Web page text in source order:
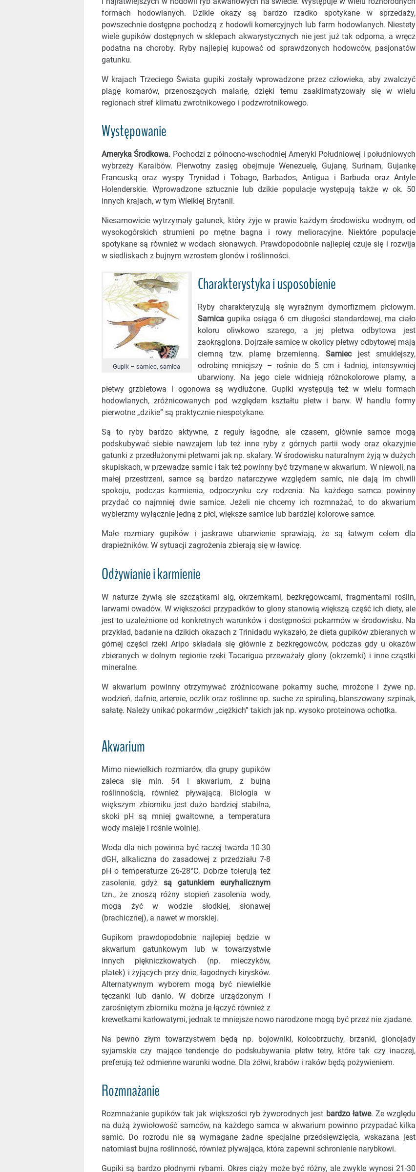
formach hodowlanych. Dzikie okazy są bardzo rzadko spotykane w sprzedaży,
powszechnie dostępne pochodzą z hodowli komercyjnych lub farm hodowlanych. Niestety
wiele gupików dostępnych w sklepach akwarystycznych nie jest już tak odporna, a wręcz
podatna na choroby. Ryby najlepiej kupować od sprawdzonych hodowców, pasjonatów
gatunku.
W krajach Trzeciego Świata gupiki zostały wprowadzone przez człowieka, aby zwalczyć
plagę komarów, przenoszących malarię, dzięki temu zaaklimatyzowały się w wielu
regionach stref klimatu zwrotnikowego i podzwrotnikowego.
Występowanie
Ameryka Środkowa. Pochodzi z północno-wschodniej Ameryki Południowej i południowych
wybrzeży Karaibów. Pierwotny zasięg obejmuje Wenezuelę, Gujanę, Surinam, Gujankę
Francuską oraz wyspy Trynidad i Tobago, Barbados, Antigua i Barbuda oraz Antyle
Holenderskie. Wprowadzone sztucznie lub dzikie populacje występują także w ok. 50
innych krajach, w tym Wielkiej Brytanii.
Niesamowicie wytrzymały gatunek, który żyje w prawie każdym środowisku wodnym, od
wysokogórskich strumieni po mętne bagna i rowy melioracyjne. Niektóre populacje
spotykane są również w wodach słonawych. Prawdopodobnie najlepiej czuje się i rozwija
w siedliskach z bujnym wzrostem glonów i roślinności.
Charakterystyka i usposobienie
Gupik – samiec, samica
Ryby charakteryzują się wyraźnym dymorfizmem płciowym.
Samicagupika osiąga 6 cm długości standardowej, ma ciało
koloru oliwkowo szarego, a jej płetwa odbytowa jest
zaokrąglona. Dojrzałe samice w okolicy płetwy odbytowej mają
ciemną tzw. plamę brzemienną. Samiecjest smuklejszy,
odrobinę mniejszy – rośnie do 5 cm i ładniej, intensywniej
ubarwiony. Na jego ciele widnieją różnokolorowe plamy, a
płetwy grzbietowa i ogonowa są wydłużone. Gupiki występują też w wielu formach
hodowlanych, zróżnicowanych pod względem kształtu płetw i barw. W handlu formy
pierwotne „dzikie” są praktycznie niespotykane.
Są to ryby bardzo aktywne, z reguły łagodne, ale czasem, głównie samce mogą
podskubywać siebie nawzajem lub też inne ryby z górnych partii wody oraz okazyjnie
gatunki z przedłużonymi płetwami jak np. skalary. W środowisku naturalnym żyją w dużych
skupiskach, w przewadze samic i tak też powinny być trzymane w akwarium. W niewoli, na
małej przestrzeni, samce są bardzo natarczywe względem samic, nie dają im chwili
spokoju, podczas karmienia, odpoczynku czy rodzenia. Na każdego samca powinny
przydać co najmniej dwie samice. Jeżeli nie chcemy ich rozmnażać, to do akwarium
wybierzmy wyłącznie jedną z płci, większe samice lub bardziej kolorowe samce.
Małe rozmiary gupików i jaskrawe ubarwienie sprawiają, że są łatwym celem dla
drapieżników. W sytuacji zagrożenia zbierają się w ławicę.
Odżywianie i karmienie
W naturze żywią się szczątkami alg, okrzemkami, bezkręgowcami, fragmentami roślin,
larwami owadów. W większości przypadków to glony stanowią większą część ich diety, ale
jest to uzależnione od konkretnych warunków i dostępności pokarmów w środowisku. Na
przykład, badanie na dzikich okazach z Trinidadu wykazało, że dieta gupików zbieranych w
górnej części rzeki Aripo składała się głównie z bezkręgowców, podczas gdy u okazów
zbieranych w dolnym regionie rzeki Tacarigua przeważały glony (okrzemki) i inne cząstki
mineralne.
W akwarium powinny otrzymywać zróżnicowane pokarmy suche, mrożone i żywe np.
wodzień, dafnie, artemie, oczlik oraz roślinne np. suche ze spiruliną, blanszowany szpinak,
sałatę. Należy unikać pokarmów „ciężkich” takich jak np. wysoko proteinowa ochotka.
Akwarium
Mimo niewielkich rozmiarów, dla grupy gupików
zaleca się min. 54 l akwarium, z bujną
roślinnością, również pływającą. Biologia w
większym zbiorniku jest dużo bardziej stabilna,
skoki pH są mniej gwałtowne, a temperatura
wody maleje i rośnie wolniej.
Woda dla nich powinna być raczej twarda 10-30
dGH, alkaliczna do zasadowej z przedziału 7-8
pH o temperaturze 26-28°C. Dobrze tolerują też
zasolenie, gdyżsą gatunkiem euryhalicznym
tzn., że znoszą różny stopień zasolenia wody,
mogą żyć w wodzie słodkiej, słonawej
(brachicznej), a nawet w morskiej.
Gupikom prawdopodobnie najlepiej będzie w
akwarium gatunkowym lub w towarzystwie
innych piękniczkowatych (np. mieczyków,
platek) i żyjących przy dnie, łagodnych kirysków.
Alternatywnym wyborem mogą być niewielkie
tęczanki lub danio. W dobrze urządzonym i
zarośniętym zbiorniku można je łączyć również z
krewetkami karłowatymi, jednak te mniejsze nowo narodzone mogą być przez nie zjadane.
Na pewno złym towarzystwem będą np. bojowniki, kolcobrzuchy, brzanki, glonojady
syjamskie czy mające tendencje do podskubywania płetw tetry, które tak czy inaczej,
preferują też odmienne warunki wodne. Dla żółwi, krabów i raków będą pożywieniem.
Rozmnażanie
Rozmnażanie gupików tak jak większości ryb żyworodnych jest bardzo łatwe. Ze względu
na dużą żywiołowość samców, na każdego samca w akwarium powinno przypadać kilka
samic. Do rozrodu nie są wymagane żadne specjalne przedsięwzięcia, wskazana jest
natomiast bujna roślinność, również pływająca, która zapewni schronienie narybkowi.
Gupiki są bardzo płodnymi rybami. Okres ciąży może być różny, ale zwykle wynosi 21-30